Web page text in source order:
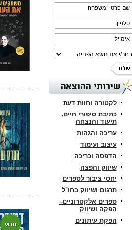
שירותי ההוצאה
לקטורה וחוות דעת
כתיבת סיפורי חיים,
תיעוד והנצחה
עריכה והגהות
עיצוב ועימוד
הדפסה וכריכה
שיווק והפצה
יחסי ציבור לספרים
תרגום ושיווק בחו"ל
ספרים אלקטרוניים–
הפקה ושיווק
הפקת עיתונים